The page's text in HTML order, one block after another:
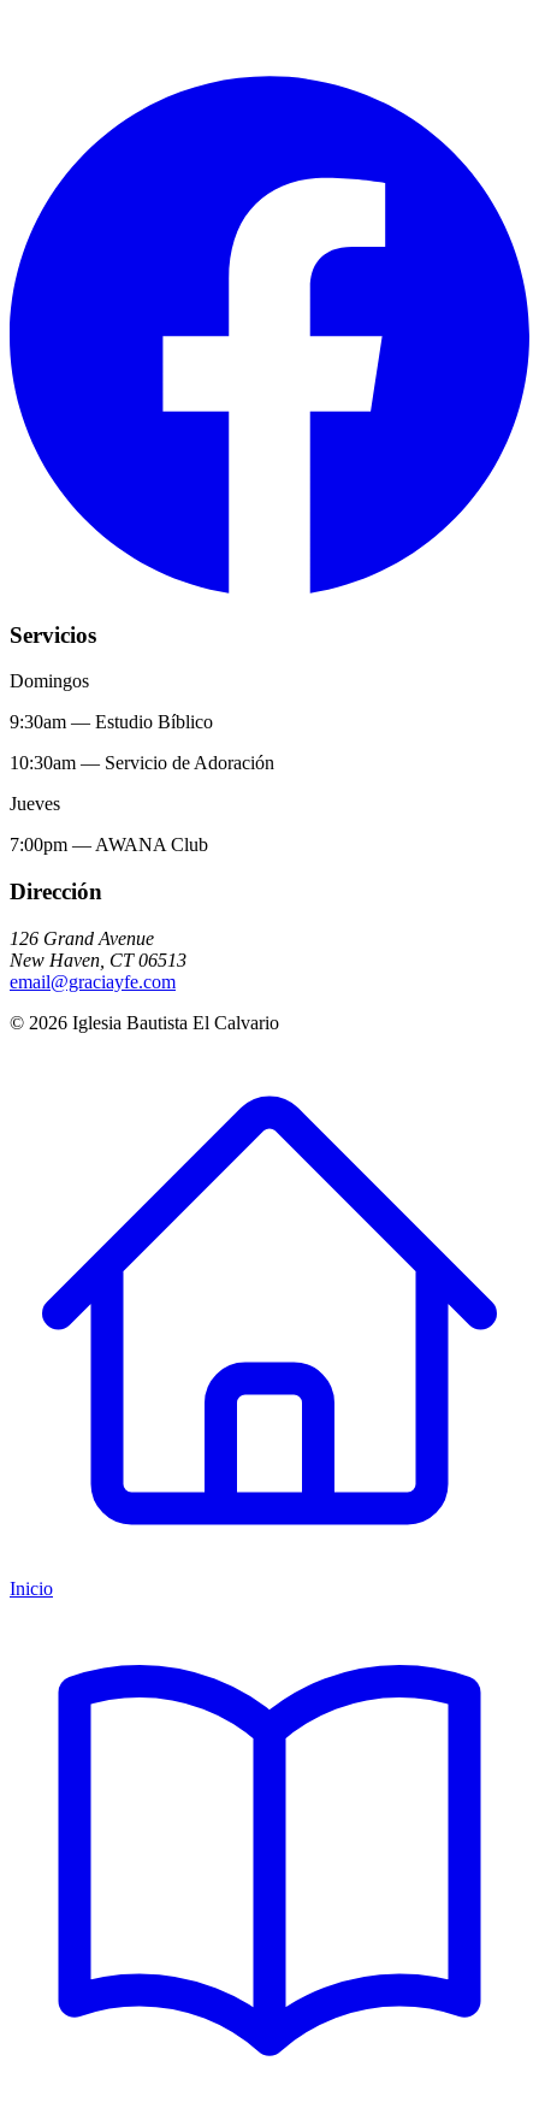
Servicios
Domingos
9:30am — Estudio Bíblico
10:30am — Servicio de Adoración
Jueves
7:00pm — AWANA Club
Dirección
126 Grand Avenue
New Haven CT 06513
email@graciayfe.com
© 2026 Iglesia Bautista El Calvario
Inicio